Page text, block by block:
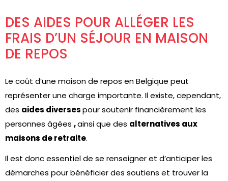
DES AIDES POUR ALLÉGER LES
FRAIS D’UN SÉJOUR EN MAISON
DE REPOS
Le coût d’une maison de repos en Belgique peut
représenter une charge importante. Il existe, cependant,
des aides diversespour soutenir financièrement les
personnes âgées ,ainsi que des alternatives aux
maisons de retraite.
Il est donc essentiel de se renseigner et d’anticiper les
démarches pour bénéficier des soutiens et trouver la